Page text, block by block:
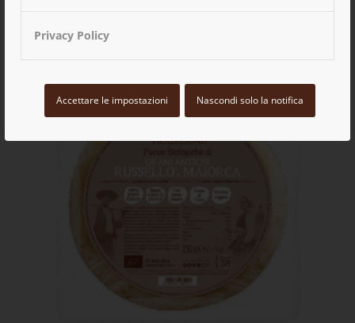
Privacy Policy
Accettare le impostazioni Nascondi solo la notifica